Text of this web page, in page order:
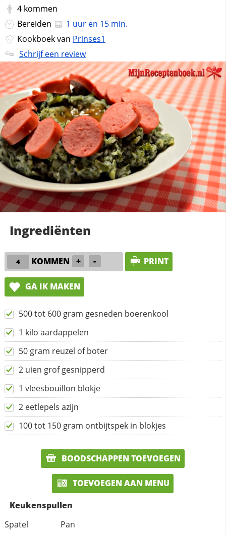
4 kommen
Bereiden
1 uur en 15 min.
Kookboek van Prinses1
Schrijf een review
Ingrediënten
KOMMEN + - PRINT
GA IK MAKEN
500 tot 600 gram gesneden boerenkool
1 kilo aardappelen
50 gram reuzel of boter
2 uien grof gesnipperd
1 vleesbouillon blokje
2 eetlepels azijn
100 tot 150 gram ontbijtspek in blokjes
BOODSCHAPPEN TOEVOEGEN
TOEVOEGEN AAN MENU
Keukenspullen
Spatel
Pan